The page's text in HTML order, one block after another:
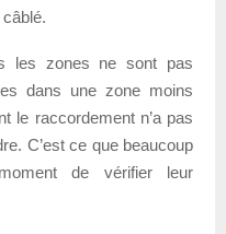
les zones ne sont pas
dans une zone moins
le raccordement n’a pas
C’est ce que beaucoup
de vérifier leur